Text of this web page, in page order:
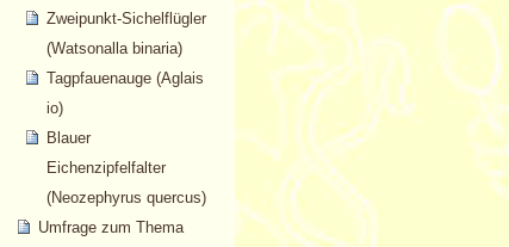
Zweipunkt-Sichelflügler
(Watsonalla binaria)
Tagpfauenauge (Aglais
io)
Blauer
Eichenzipfelfalter
(Neozephyrus quercus)
Umfrage zum Thema